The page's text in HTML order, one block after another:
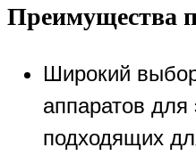
Преимущества
Широкий
аппаратов для
подходящих